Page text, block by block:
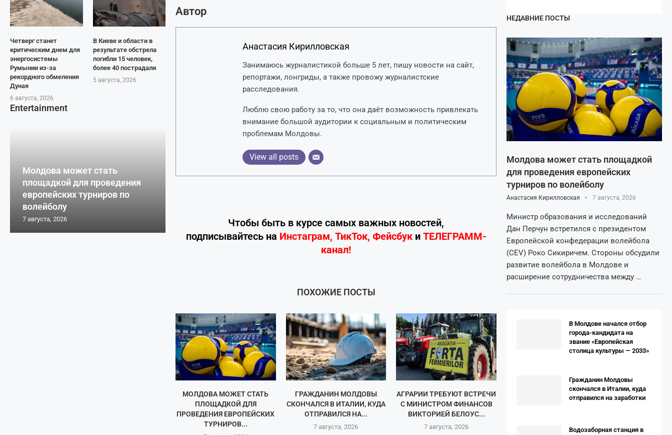
Четверг станет
критическим днем для
энергосистемы
Румынии из-за
рекордного обмеления
Дуная
6 августа, 2026
В Киеве и области в
результате обстрела
погибли 15 человек,
более 40 пострадали
5 августа, 2026
Entertainment
Молдова может стать
площадкой для проведения
европейских турниров по
волейболу
7 августа, 2026
Автор
Анастасия Кирилловская
Занимаюсь журналистикой больше 5 лет, пишу новости на сайт,
репортажи, лонгриды, а также провожу журналистские
расследования.
Люблю свою работу за то, что она даёт возможность привлекать
внимание большой аудитории к социальным и политическим
проблемам Молдовы.
View all posts
Чтобы быть в курсе самых важных новостей,
подписывайтесь на Инстаграм, ТикТок, Фейсбуки ТЕЛЕГРАММ-
канал!
ПОХОЖИЕ ПОСТЫ
МОЛДОВА МОЖЕТ СТАТЬ
ПЛОЩАДКОЙ ДЛЯ
ПРОВЕДЕНИЯ ЕВРОПЕЙСКИХ
ТУРНИРОВ...
ГРАЖДАНИН МОЛДОВЫ
СКОНЧАЛСЯ В ИТАЛИИ, КУДА
ОТПРАВИЛСЯ НА...
7 августа, 2026
АГРАРИИ ТРЕБУЮТ ВСТРЕЧИ
С МИНИСТРОМ ФИНАНСОВ
ВИКТОРИЕЙ БЕЛОУС...
7 августа, 2026
НЕДАВНИЕ ПОСТЫ
Молдова может стать площадкой
для проведения европейских
турниров по волейболу
Анастасия Кирилловская 7 августа, 2026
Министр образования и исследований
Дан Перчун встретился с президентом
Европейской конфедерации волейбола
(CEV) Роко Сикиричем. Стороны обсудили
развитие волейбола в Молдове и
расширение сотрудничества между …
В Молдове начался отбор
города-кандидата на
звание «Европейская
столица культуры — 2033»
Гражданин Молдовы
скончался в Италии, куда
отправился на заработки
Водозаборная станция в